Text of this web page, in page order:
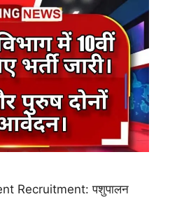
Recruitment: पशुपालन